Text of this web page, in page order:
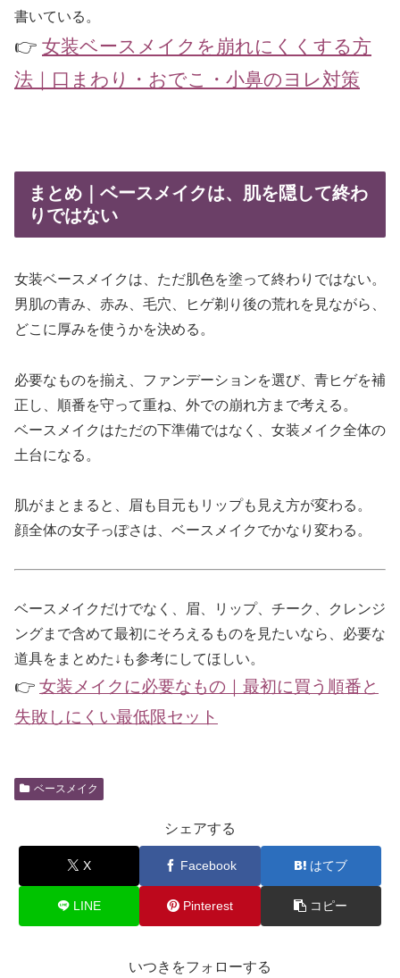
書いている。
👉 女装ベースメイクを崩れにくくする方
法｜口まわり・おでこ・小鼻のヨレ対策
まとめ｜ベースメイクは、肌を隠して終わ
りではない
女装ベースメイクは、ただ肌色を塗って終わりではない。
男肌の青み、赤み、毛穴、ヒゲ剃り後の荒れを見ながら、
どこに厚みを使うかを決める。
必要なものを揃え、ファンデーションを選び、青ヒゲを補
正し、順番を守って重ね、外での崩れ方まで考える。
ベースメイクはただの下準備ではなく、女装メイク全体の
土台になる。
肌がまとまると、眉も目元もリップも見え方が変わる。
顔全体の女子っぽさは、ベースメイクでかなり変わる。
ベースメイクだけでなく、眉、リップ、チーク、クレンジ
ングまで含めて最初にそろえるものを見たいなら、必要な
道具をまとめた↓も参考にしてほしい。
👉 女装メイクに必要なもの｜最初に買う順番と
失敗しにくい最低限セット
ベースメイク
シェアする
X Facebook はてブ
LINE Pinterest コピー
いつきをフォローする